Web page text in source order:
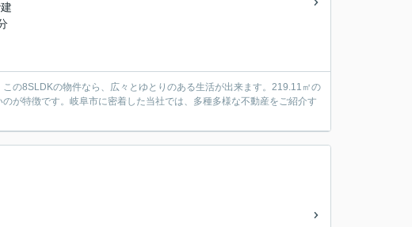
の8SLDKの物件なら、広々とゆとりのある生活が出来ます。219.11㎡の
が特徴です。岐阜市に密着した当社では、多種多様な不動産をご紹介す